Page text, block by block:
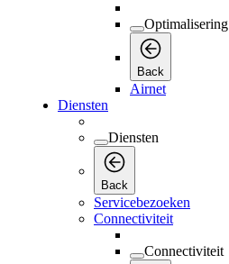
Optimalisering
Back
Airnet
Diensten
Diensten
Back
Servicebezoeken
Connectiviteit
Connectiviteit